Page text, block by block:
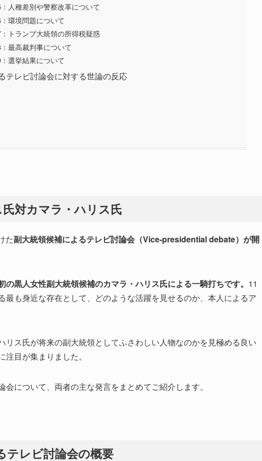
人種差別や警察改革について
環境問題について
トランプ大統領の所得税疑惑
最高裁判事について
選挙結果について
テレビ討論会に対する世論の反応
対カマラ・ハリス氏
た副大統領候補によるテレビ討論会（Vice-presidential debate）が開
黒人女性副大統領候補のカマラ・ハリス氏による一騎打ちです。 11
最も身近な存在として、どのような活躍を見せるのか、本人によるア
リス氏が将来の副大統領としてふさわしい人物なのかを見極める良い
目が集まりました。
について、両者の主な発言をまとめてご紹介します。
テレビ討論会の概要